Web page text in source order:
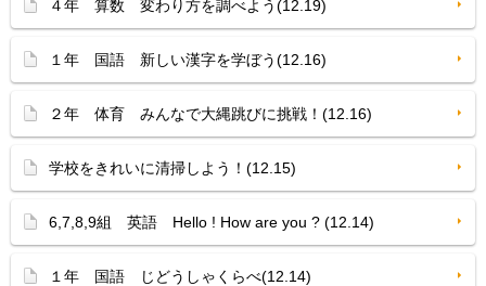
４年 算数 変わり方を調べよう(12.19)
１年 国語 新しい漢字を学ぼう(12.16)
２年 体育 みんなで大縄跳びに挑戦！(12.16)
学校をきれいに清掃しよう！(12.15)
6,7,8,9組 英語 Hello ! How are you ? (12.14)
１年 国語 じどうしゃくらべ(12.14)